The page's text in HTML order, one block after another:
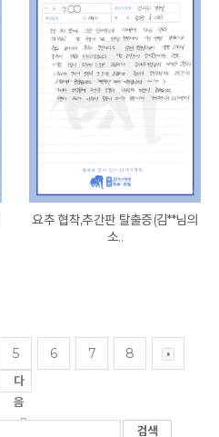
요추 협착,추간판 탈출증(김**님의
소..
5 6 7 8
다
음